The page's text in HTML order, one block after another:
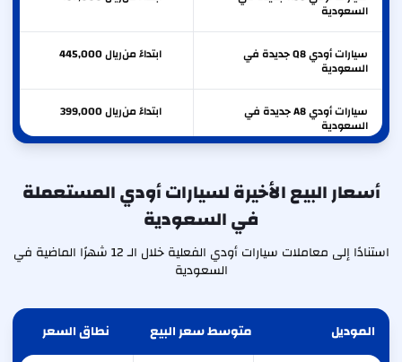
السعودية
سيارات أودي Q8 جديدة في
السعودية
ابتداءً من 445,000ريال
سيارات أودي A8 جديدة في
السعودية
ابتداءً من 399,000ريال
السعودية
سيارات أودي RS3 جديدة في ابتداءً من
أسعار البيع الأخيرة لسيارات أودي المستعملة
في السعودية
استنادًا إلى معاملات سيارات أودي الفعلية خلال الـ 12 شهرًا الماضية في
السعودية
الموديل متوسط سعر البيع نطاق السعر